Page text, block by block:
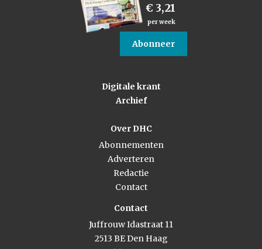
€ 3,21
per week
Abonneer
Digitale krant
Archief
Over DHC
Abonnementen
Adverteren
Redactie
Contact
Contact
Juffrouw Idastraat 11
2513 BE Den Haag